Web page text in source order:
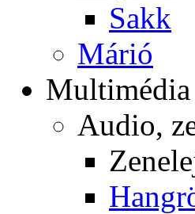
Sakk
Márió
Multimédia
Audio,